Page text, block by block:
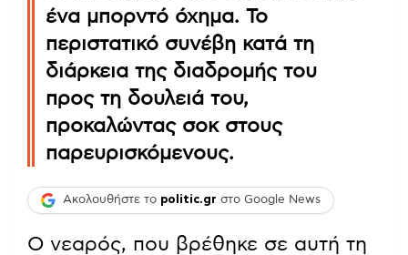
ένα μπορντό όχημα. Το
περιστατικό συνέβη κατά τη
διάρκεια της διαδρομής του
προς τη δουλειά του,
προκαλώντας σοκ στους
παρευρισκόμενους.
Ακολουθήστε το politic.gr στο Google News
Ο νεαρός, που βρέθηκε σε αυτή τη